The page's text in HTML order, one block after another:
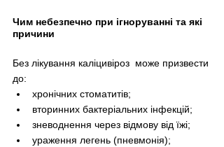
Чим небезпечно при ігноруванні та які
причини
Без лікування каліцивіроз  може призвести
до:
хронічних стоматитів;
вторинних бактеріальних інфекцій;
зневоднення через відмову від їжі;
ураження легень (пневмонія);